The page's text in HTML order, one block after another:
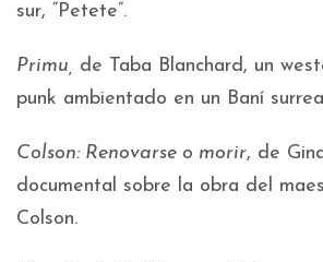
sur, “Petete”.
Primu,
de Taba Blanchard, un
punk ambientado en un Baní
Colson: Renovarse o morir, de
documental sobre la obra del
Colson.